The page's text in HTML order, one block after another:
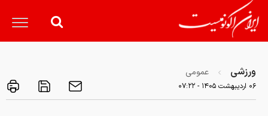
ورزشی عمومی
۰۶ ارديبهشت ۱۴۰۵ - ۰۷:۲۲